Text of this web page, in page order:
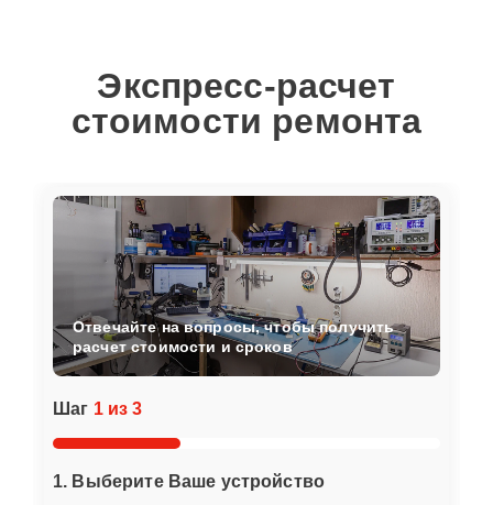
Экспресс-расчет
стоимости ремонта
Шаг 1 из 3
1. Выберите Ваше устройство
Отвечайте на вопросы, чтобы получить
расчет стоимости и сроков